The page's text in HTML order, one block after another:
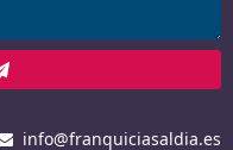
info@franquiciasaldia.es